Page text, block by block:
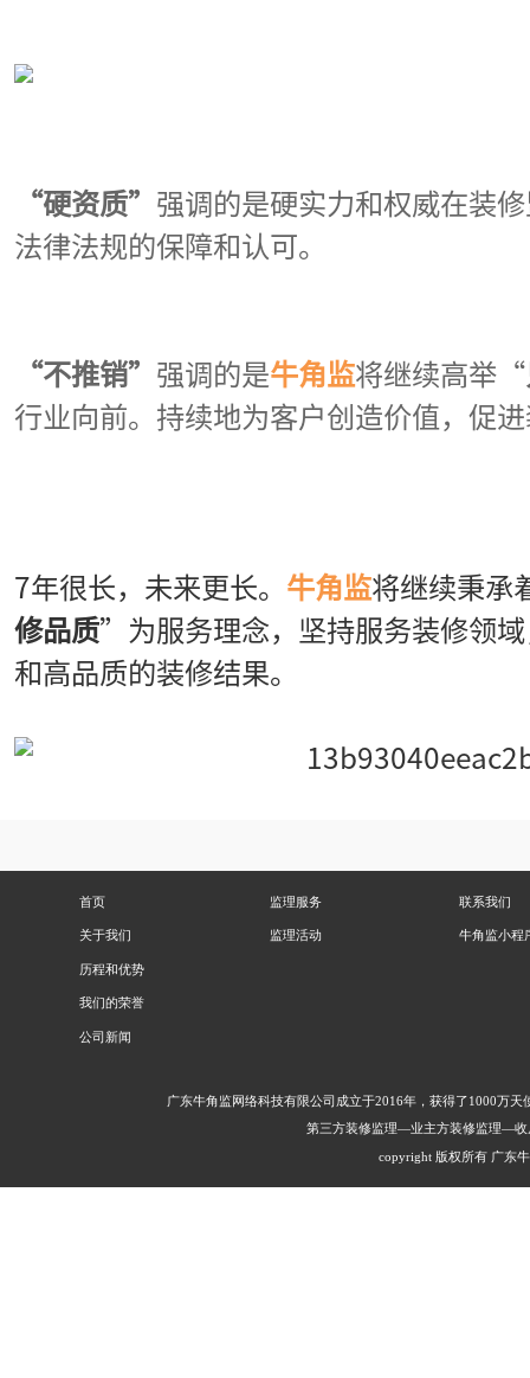
“硬资质” 强调的是硬实力和权威在装
法律法规的保障和认可。
“不推销” 强调的是牛角监将继续高举“
行业向前。 持续地为客户创造价值，促
7年很长，未来更长。 牛角监将继续秉承
修品质”为服务理念，坚持服务装修领
和高品质的装修结果。
首页
关于我们
历程和优势
我们的荣誉
公司新闻
监理服务
监理活动
联系我们
牛角监小程
广东牛角监网络科技有限公司成立于2016年，获得了1000万
第三方装修监理—业主方装修监理—
copyright 版权所有 广东